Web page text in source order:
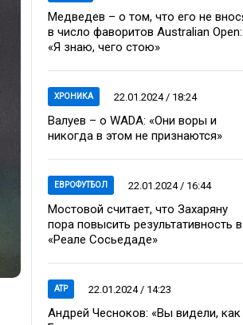
Медведев – о том, что его не
в число фаворитов Australian Open:
«Я знаю, чего стою»
ХРОНИКА 22.01.2024 / 18:24
Валуев – о WADA: «Они воры и
никогда в этом не признаются»
ЕВРОФУТБОЛ 22.01.2024 / 16:44
Мостовой считает, что Захаряну
пора повысить результативность в
«Реале Сосьедаде»
ATP 22.01.2024 / 14:23
Андрей Чесноков: «Вы видели, как